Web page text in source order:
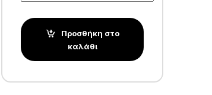
Προσθήκη στο
καλάθι